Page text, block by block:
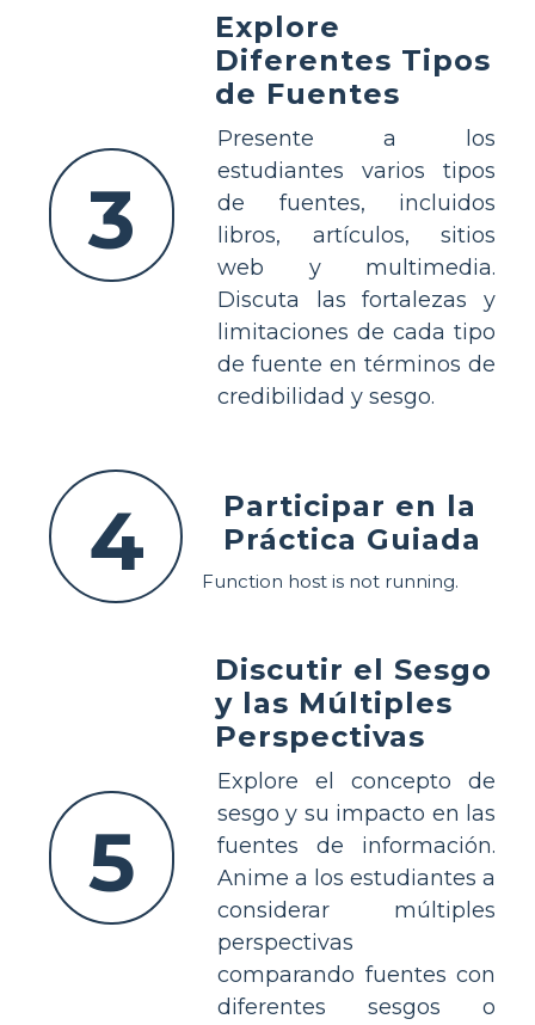
3
Explore
Diferentes Tipos
de Fuentes
Presente a los
estudiantes varios tipos
de fuentes, incluidos
libros, artículos, sitios
web y multimedia.
Discuta las fortalezas y
limitaciones de cada tipo
de fuente en términos de
credibilidad y sesgo.
4
Participar en la
Práctica Guiada
Function host is not running.
5
Discutir el Sesgo
y las Múltiples
Perspectivas
Explore el concepto de
sesgo y su impacto en las
fuentes de información.
Anime a los estudiantes a
considerar múltiples
perspectivas
comparando fuentes con
diferentes sesgos o